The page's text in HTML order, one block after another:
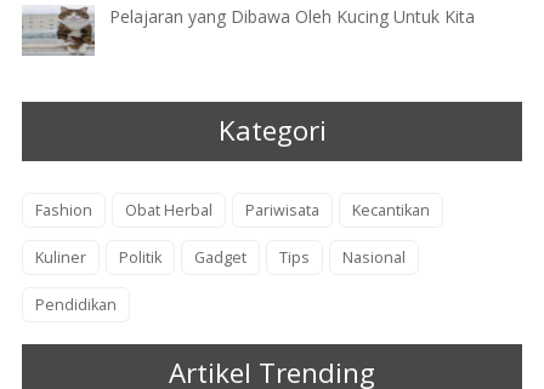
Pelajaran yang Dibawa Oleh Kucing Untuk Kita
Kategori
Fashion Obat Herbal Pariwisata Kecantikan
Kuliner Politik Gadget Tips Nasional
Pendidikan
Artikel Trending